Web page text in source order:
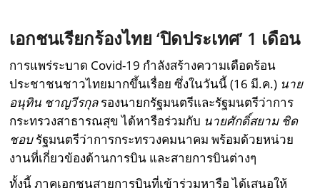
เอกชนเรียกร้องไทย‘ปิดประเทศ’ 1 เดือน
การแพร่ระบาด Covid-19 กำลังสร้างความเดือดร้อน
ประชาชนชาวไทยมากขึ้นเรื่อย ซึ่งในวันนี้ (16 มี.ค.) นาย
อนุทิน ชาญวีรกุลรองนายกรัฐมนตรีและรัฐมนตรีว่าการ
กระทรวงสาธารณสุข ได้หารือร่วมกับ นายศักดิ์สยาม ชิด
ชอบรัฐมนตรีว่าการกระทรวงคมนาคม พร้อมด้วยหน่วย
งานที่เกี่ยวข้องด้านการบิน และสายการบินต่างๆ
ทั้งนี้ ภาคเอกชนสายการบินที่เข้าร่วมหารือ ได้เสนอให้